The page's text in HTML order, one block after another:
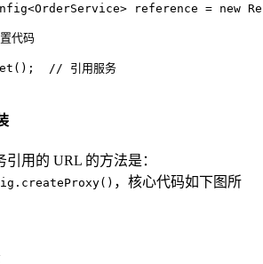
reference = new
代码
// 引用服务
引用的 URL 的方法是：
，核心代码如下图所